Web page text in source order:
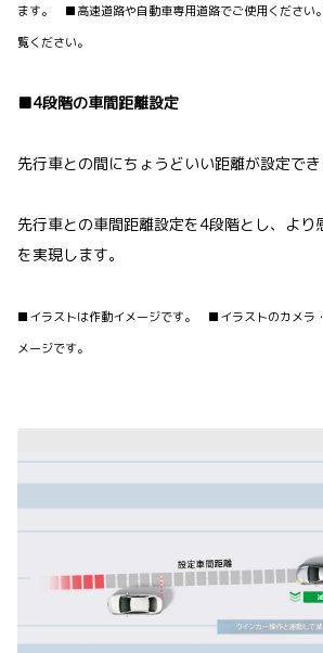
ます。 ■高速道路や自動車専用道路でご使用ください
覧ください。
■4段階の車間距離設定
先行車との間にちょうどいい距離が設定でき
先行車との車間距離設定を4段階とし、より
を実現します。
■イラストは作動イメージです。 ■イラストのカメラ
メージです。